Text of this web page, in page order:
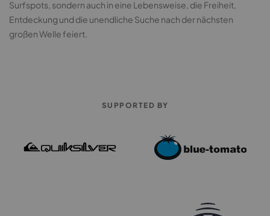
Surfspots, sondern auch in eine Lebensweise, die Freiheit,
Entdeckung und die unendliche Suche nach der nächsten
großen Welle feiert.
SUPPORTED BY